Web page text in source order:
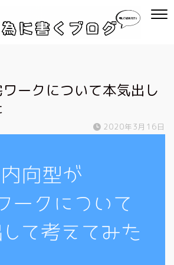
ークについて本気出し
2020年3月16日